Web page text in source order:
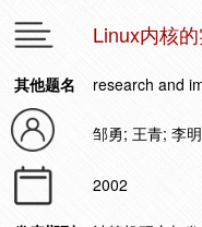
Linux内核
其他题名 research and
邹勇; 王青; 李
2002